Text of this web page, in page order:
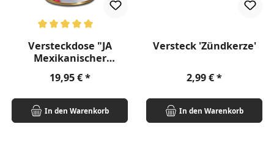
Versteckdose "JA
Mexikanischer
Regulärer Preis:
19,95 €
In den Warenkorb
Versteck 'Zündkerze'
Regulärer Preis:
2,99 €
In den Warenkorb